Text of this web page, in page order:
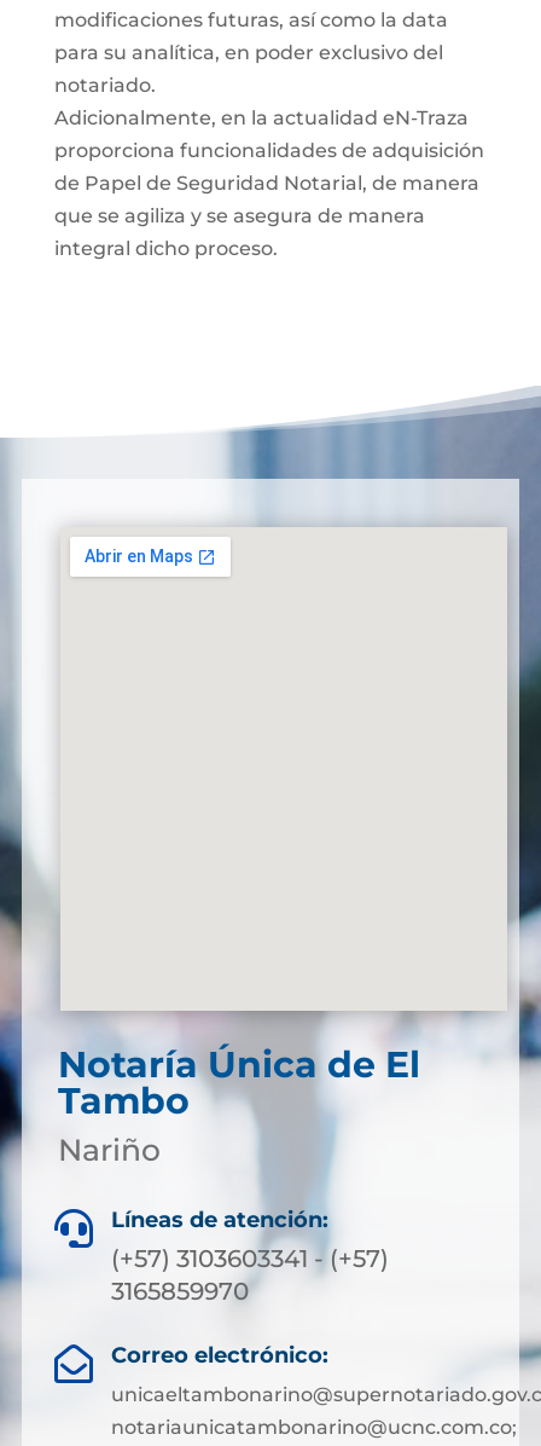
modificaciones futuras, así como la data
para su analítica, en poder exclusivo del
notariado.
Adicionalmente, en la actualidad eN-Traza
proporciona funcionalidades de adquisición
de Papel de Seguridad Notarial, de manera
que se agiliza y se asegura de manera
integral dicho proceso.
Notaría Única de El
Tambo
Nariño
 Líneas de atención:
(+57) 3103603341 - (+57)
3165859970
 Correo electrónico:
notariaunicatambonarino@ucnc.com.co;